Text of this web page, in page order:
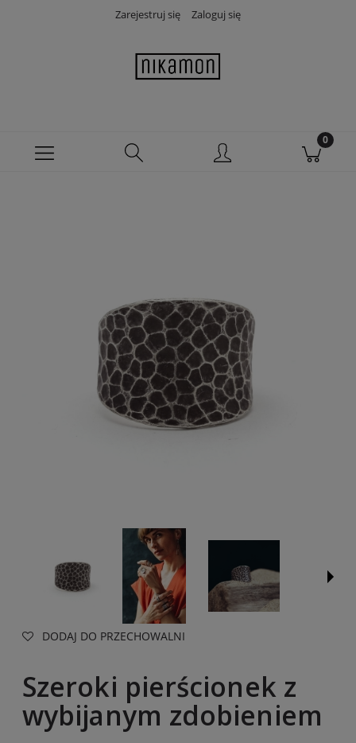
Zarejestruj się Zaloguj się
DODAJ DO PRZECHOWALNI
Szeroki pierścionek z
wybijanym zdobieniem